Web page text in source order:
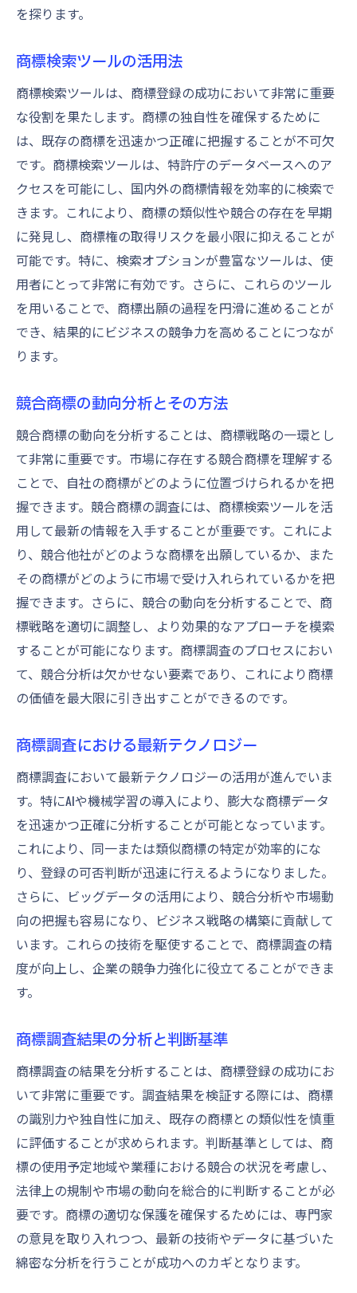
を探ります。
商標検索ツールの活用法
商標検索ツールは、商標登録の成功において非常に重要
な役割を果たします。商標の独自性を確保するために
は、既存の商標を迅速かつ正確に把握することが不可欠
です。商標検索ツールは、特許庁のデータベースへのア
クセスを可能にし、国内外の商標情報を効率的に検索で
きます。これにより、商標の類似性や競合の存在を早期
に発見し、商標権の取得リスクを最小限に抑えることが
可能です。特に、検索オプションが豊富なツールは、使
用者にとって非常に有効です。さらに、これらのツール
を用いることで、商標出願の過程を円滑に進めることが
でき、結果的にビジネスの競争力を高めることにつなが
ります。
競合商標の動向分析とその方法
競合商標の動向を分析することは、商標戦略の一環とし
て非常に重要です。市場に存在する競合商標を理解する
ことで、自社の商標がどのように位置づけられるかを把
握できます。競合商標の調査には、商標検索ツールを活
用して最新の情報を入手することが重要です。これによ
り、競合他社がどのような商標を出願しているか、また
その商標がどのように市場で受け入れられているかを把
握できます。さらに、競合の動向を分析することで、商
標戦略を適切に調整し、より効果的なアプローチを模索
することが可能になります。商標調査のプロセスにおい
て、競合分析は欠かせない要素であり、これにより商標
の価値を最大限に引き出すことができるのです。
商標調査における最新テクノロジー
商標調査において最新テクノロジーの活用が進んでいま
す。特にAIや機械学習の導入により、膨大な商標データ
を迅速かつ正確に分析することが可能となっています。
これにより、同一または類似商標の特定が効率的にな
り、登録の可否判断が迅速に行えるようになりました。
さらに、ビッグデータの活用により、競合分析や市場動
向の把握も容易になり、ビジネス戦略の構築に貢献して
います。これらの技術を駆使することで、商標調査の精
度が向上し、企業の競争力強化に役立てることができま
す。
商標調査結果の分析と判断基準
商標調査の結果を分析することは、商標登録の成功にお
いて非常に重要です。調査結果を検証する際には、商標
の識別力や独自性に加え、既存の商標との類似性を慎重
に評価することが求められます。判断基準としては、商
標の使用予定地域や業種における競合の状況を考慮し、
法律上の規制や市場の動向を総合的に判断することが必
要です。商標の適切な保護を確保するためには、専門家
の意見を取り入れつつ、最新の技術やデータに基づいた
綿密な分析を行うことが成功へのカギとなります。